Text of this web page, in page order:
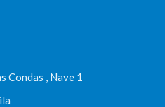
Condas , Nave 1